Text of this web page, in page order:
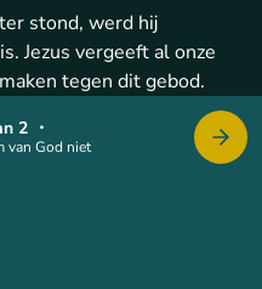
van God niet
2・
stond, werd hij
Jezus vergeeft al onze
tegen dit gebod.